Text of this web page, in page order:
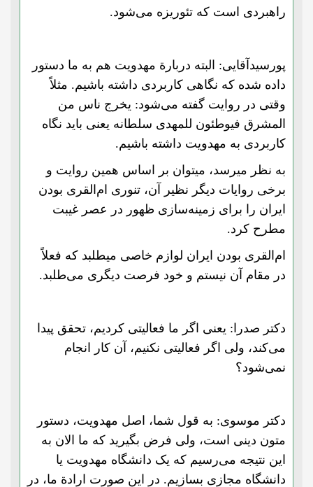
راهبردی است که تئوریزه می‌شود.
پورسیدآقایی: البته دربارة مهدویت هم به ما دستور
داده شده که نگاهی کاربردی داشته باشیم. مثلاً
وقتی در روایت گفته می‌شود: یخرج ناس من
المشرق فیوطئون للمهدی سلطانه یعنی باید نگاه
کاربردی به مهدویت داشته باشیم.
به نظر میرسد، میتوان بر اساس همین روایت و
برخی روایات دیگر نظیر آن، تنوری ام‌القری بودن
ایران را برای زمینه‌سازی ظهور در عصر غیبت
مطرح کرد.
ام‌القری بودن ایران لوازم خاصی میطلبد که فعلاً
در مقام آن نیستم و خود فرصت‌ دیگری می‌طلبد.
دکتر صدرا: یعنی اگر ما فعالیتی کردیم، تحقق پیدا
می‌کند، ولی اگر فعالیتی نکنیم، آن کار انجام
نمی‌شود؟
دکتر موسوی: به قول شما، اصل مهدویت، دستور
متون دینی است، ولی فرض بگیرید که ما الان به
این نتیجه می‌رسیم که یک دانشگاه مهدویت یا
دانشگاه مجازی بسازیم. در این صورت ارادة ما، در